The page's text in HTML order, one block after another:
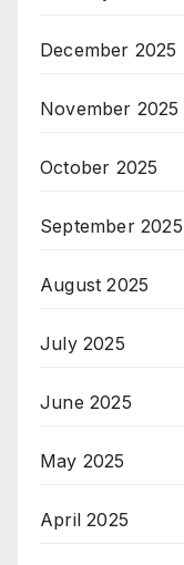
December 2025
November 2025
October 2025
September 2025
August 2025
July 2025
June 2025
May 2025
April 2025